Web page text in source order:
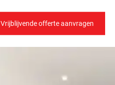
Vrijblijvende offerte aanvragen